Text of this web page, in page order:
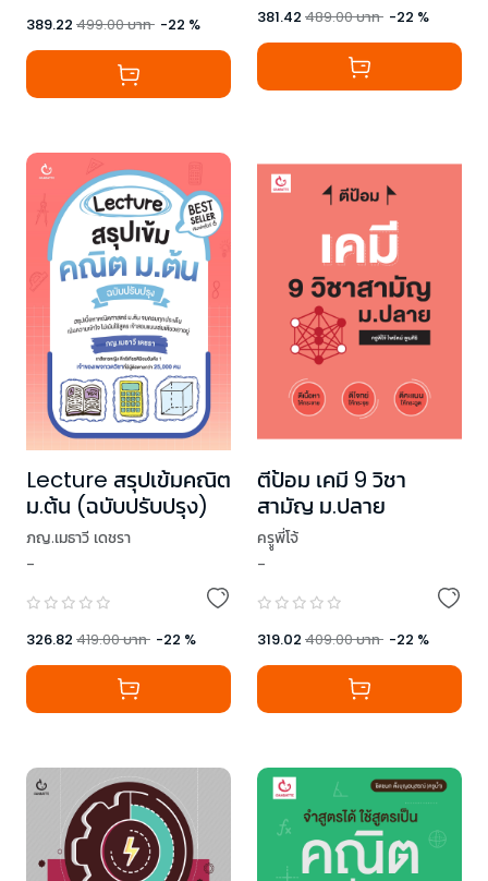
389.22 499.00บาท -22 % 381.42 489.00บาท -22 %
Lecture สรุปเข้มคณิต
ม.ต้น (ฉบับปรับปรุง)
ภญ.เมธาวี เดชรา
-
326.82 419.00บาท -22 %
ตีป้อม เคมี 9 วิชา
สามัญ ม.ปลาย
ครููพี่โจ้
-
319.02 409.00บาท -22 %